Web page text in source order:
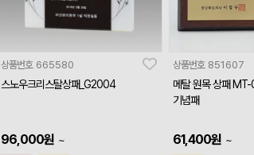
상품번호 665580
스노우크리스탈상패_G2004
96,000원 ~
상품번호 851607
메탈 원목 상패
기념패
61,400원 ~